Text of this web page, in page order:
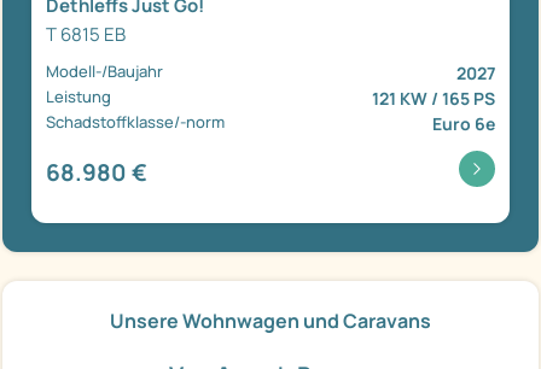
T 6815 EB
Modell-/Baujahr 2027
Leistung 121 KW / 165 PS
Schadstoffklasse/-norm Euro 6e
68.980 €
Unsere Wohnwagen und Caravans